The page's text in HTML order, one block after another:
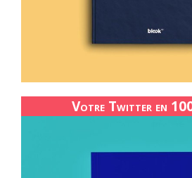
Votre Twitter en